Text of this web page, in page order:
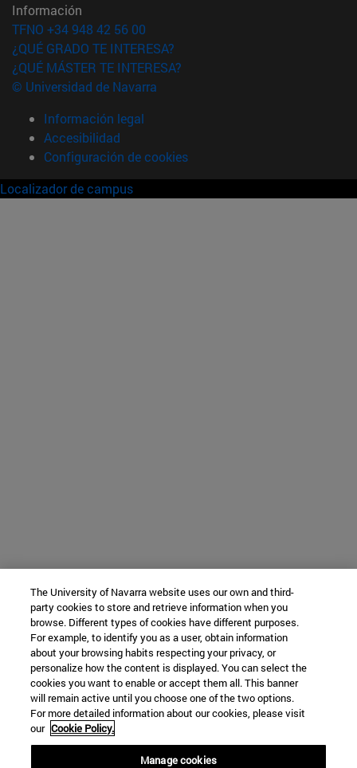
Información
TFNO +34 948 42 56 00
¿QUÉ GRADO TE INTERESA?
¿QUÉ MÁSTER TE INTERESA?
© Universidad de Navarra
Información legal
Accesibilidad
Configuración de cookies
Localizador de campus
The University of Navarra website uses our own and third-
party cookies to store and retrieve information when you
browse. Different types of cookies have different purposes.
For example, to identify you as a user, obtain information
about your browsing habits respecting your privacy, or
personalize how the content is displayed. You can select the
cookies you want to enable or accept them all. This banner
will remain active until you choose one of the two options.
For more detailed information about our cookies, please visit
our Cookie Policy.
Manage cookies